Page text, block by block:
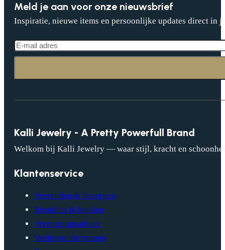
Meld je aan voor onze nieuwsbrief
Inspiratie, nieuwe items en persoonlijke updates direct in
Kalli Jewelry - A Pretty Powerfull Brand
Welkom bij Kalli Jewelry — waar stijl, kracht en
Klantenservice
Verzenden & bezorgen
Bestellen & betalen
Verzorgingsadvies
Veelgestelde vragen